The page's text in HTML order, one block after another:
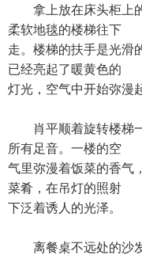
拿上放在床头柜上的
柔软地毯的楼梯往下
走。楼梯的扶手是光滑
已经亮起了暖黄色的
灯光，空气中开始弥漫
肖平顺着旋转楼梯一
所有足音。一楼的空
气里弥漫着饭菜的香气
菜肴，在吊灯的照射
下泛着诱人的光泽。
离餐桌不远处的沙发